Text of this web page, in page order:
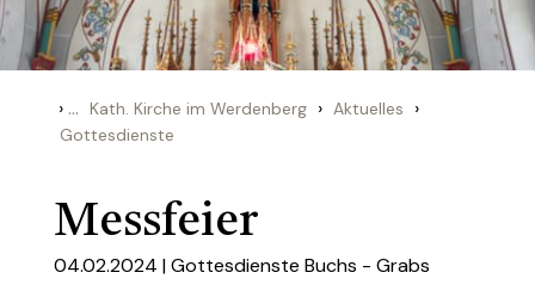
› ... Kath. Kirche im Werdenberg › Aktuelles ›
Gottesdienste
Messfeier
04.02.2024 |Gottesdienste Buchs - Grabs